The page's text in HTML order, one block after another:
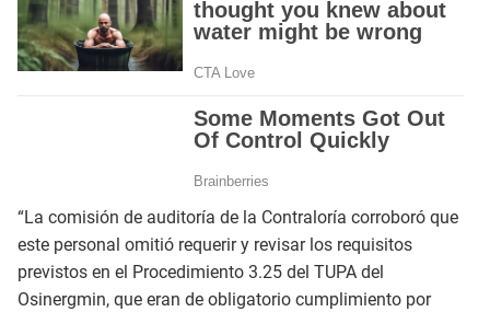
“La comisión de auditoría de la Contraloría corroboró que
este personal omitió requerir y revisar los requisitos
previstos en el Procedimiento 3.25 del TUPA del
Osinergmin, que eran de obligatorio cumplimiento por